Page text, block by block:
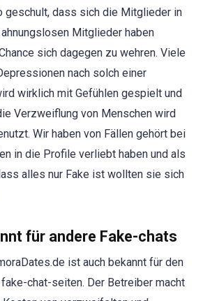
geschult, dass sich die Mitglieder in
Mitglieder haben
sich dagegen zu wehren. Viele
nach solch einer
wirklich mit Gefühlen gespielt und
Verzweiflung von Menschen wird
Wir haben von Fällen gehört bei
in die Profile verliebt haben und als
alles nur Fake ist wollten sie sich
für andere Fake-chats
ist auch bekannt für den
chat-seiten. Der Betreiber macht